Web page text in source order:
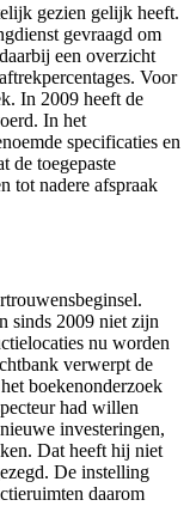
gezien gelijk heeft.
gevraagd om
een overzicht
Voor
In 2009 heeft de
In het
specificaties en
de toegepaste
tot nadere afspraak
sinds 2009 niet zijn
nu worden
verwerpt de
boekenonderzoek
had willen
investeringen,
Dat heeft hij niet
De instelling
daarom